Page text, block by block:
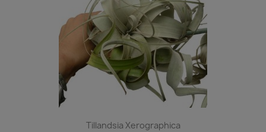
Tillandsia Xerographica